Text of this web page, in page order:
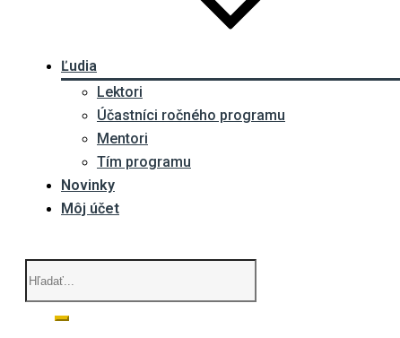
Ľudia
Lektori
Účastníci ročného programu
Mentori
Tím programu
Novinky
Môj účet